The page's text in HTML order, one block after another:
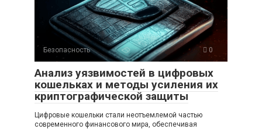
Безопасность 0
Анализ уязвимостей в цифровых
кошельках и методы усиления их
криптографической защиты
Цифровые кошельки стали неотъемлемой частью
современного финансового мира, обеспечивая